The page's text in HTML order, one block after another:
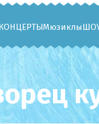
КОНЦЕРТЫМюзиклы